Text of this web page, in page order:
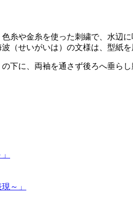
糸や金糸を使った刺繍で、水辺
（せいがいは）の文様は、型紙
下に、両袖を通さず後ろへ垂ら
～」